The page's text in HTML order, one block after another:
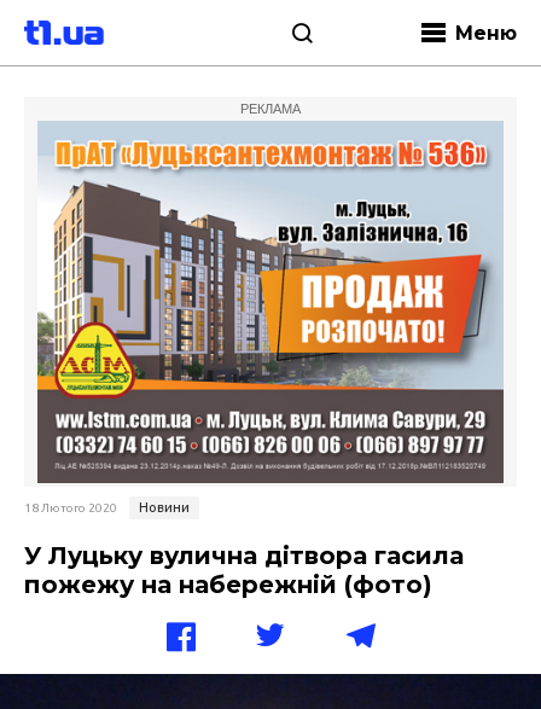
Меню
РЕКЛАМА
18 Лютого 2020 Новини
У Луцьку вулична дітвора гасила
пожежу на набережній (фото)